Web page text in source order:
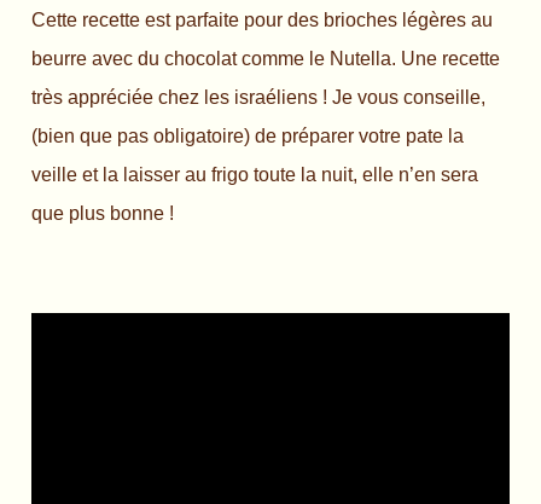
Cette recette est parfaite pour des brioches légères au
beurre avec du chocolat comme le Nutella. Une recette
très appréciée chez les israéliens ! Je vous conseille,
(bien que pas obligatoire) de préparer votre pate la
veille et la laisser au frigo toute la nuit, elle n’en sera
que plus bonne !